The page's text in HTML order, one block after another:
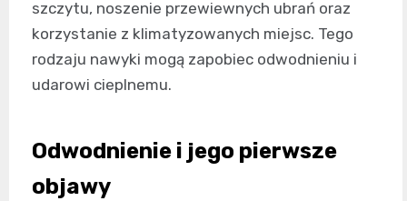
szczytu, noszenie przewiewnych ubrań oraz
korzystanie z klimatyzowanych miejsc. Tego
rodzaju nawyki mogą zapobiec odwodnieniu i
udarowi cieplnemu.
Odwodnienie i jego pierwsze
objawy